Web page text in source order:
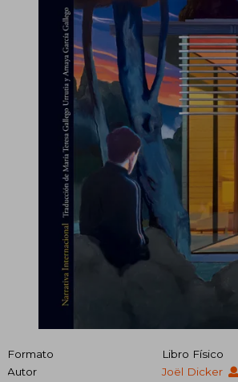
Formato
Libro Físico
Autor
Joël Dicker